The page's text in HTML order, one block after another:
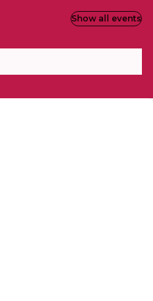
Show all events